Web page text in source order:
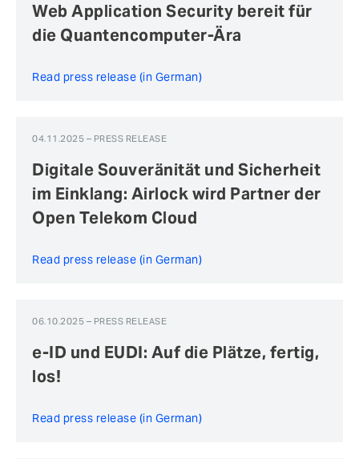
Web Application Security bereit für
die Quantencomputer-Ära
Read press release (in German)
04.11.2025 – PRESS RELEASE
Digitale Souveränität und Sicherheit
im Einklang: Airlock wird Partner der
Open Telekom Cloud
Read press release (in German)
06.10.2025 – PRESS RELEASE
e-ID und EUDI: Auf die Plätze, fertig,
los!
Read press release (in German)